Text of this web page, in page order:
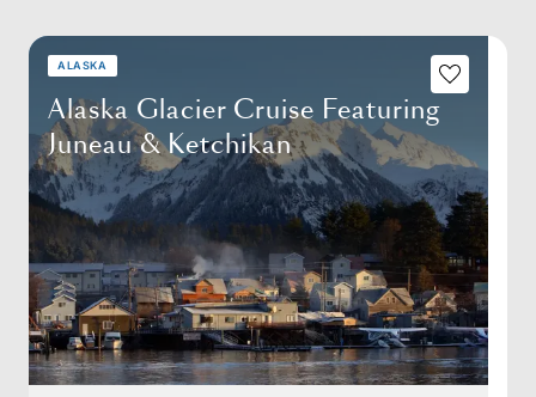
ALASKA
Alaska Glacier Cruise Featuring
Juneau & Ketchikan